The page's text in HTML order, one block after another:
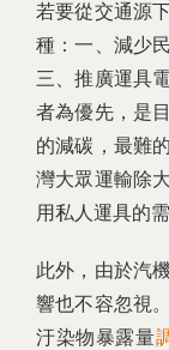
若要從交通源
種：一、減少
三、推廣運具
者為優先，是
的減碳，最難
灣大眾運輸除
用私人運具的需
此外，由於汽
響也不容忽視
汙染物暴露量